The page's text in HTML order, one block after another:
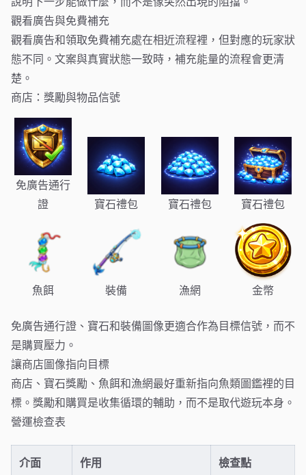
觀看廣告與免費補充
觀看廣告和領取免費補充處在相近流程裡，但對應的玩家狀
態不同。文案與真實狀態一致時，補充能量的流程會更清
楚。
商店：獎勵與物品信號
免廣告通行
證
寶石禮包 寶石禮包 寶石禮包
魚餌 裝備 漁網 金幣
免廣告通行證、寶石和裝備圖像更適合作為目標信號，而不
是購買壓力。
讓商店圖像指向目標
商店、寶石獎勵、魚餌和漁網最好重新指向魚類圖鑑裡的目
標。獎勵和購買是收集循環的輔助，而不是取代遊玩本身。
營運檢查表
介面 作用 檢查點